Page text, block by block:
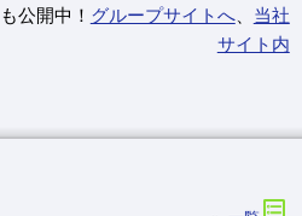
公開中！ グループサイトへ、 当社
サイト内